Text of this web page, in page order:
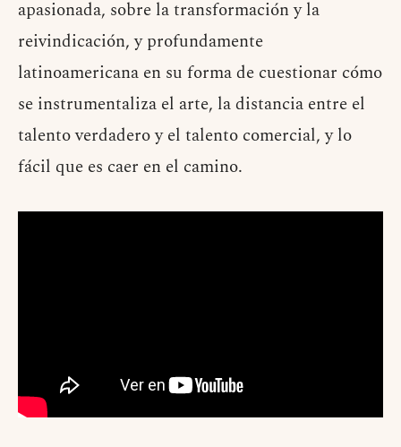
apasionada, sobre la transformación y la
reivindicación, y profundamente
latinoamericana en su forma de cuestionar cómo
se instrumentaliza el arte, la distancia entre el
talento verdadero y el talento comercial, y lo
fácil que es caer en el camino.